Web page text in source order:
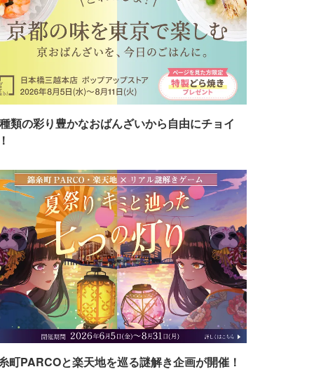
類の彩り豊かなおばんざいから自由にチョイ
町PARCOと楽天地を巡る謎解き企画が開催！